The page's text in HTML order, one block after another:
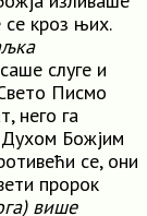
кроз њих.
слуге и
Писмо
него га
Духом Божјим
се, они
пророк
више